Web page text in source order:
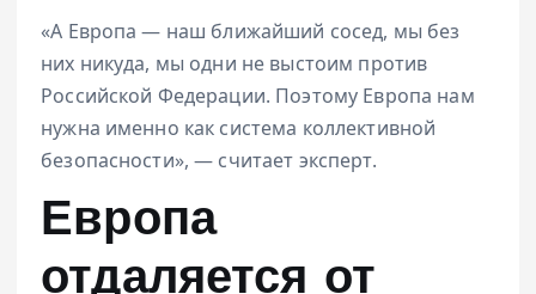
«А Европа — наш ближайший сосед, мы без
них никуда, мы одни не выстоим против
Российской Федерации. Поэтому Европа нам
нужна именно как система коллективной
безопасности», — считает эксперт.
Европа
отдаляется от